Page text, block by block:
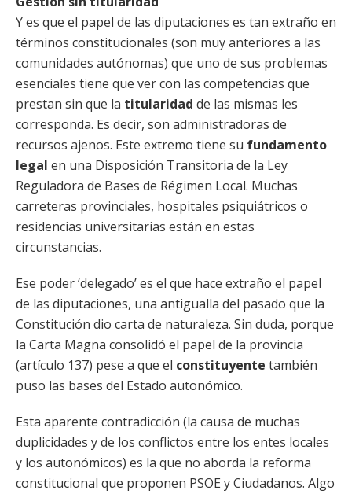
Y es que el papel de las diputaciones es tan extraño en
términos constitucionales (son muy anteriores a las
comunidades autónomas) que uno de sus problemas
esenciales tiene que ver con las competencias que
prestan sin que la titularidad de las mismas les
corresponda. Es decir, son administradoras de
recursos ajenos. Este extremo tiene su fundamento
legal en una Disposición Transitoria de la Ley
Reguladora de Bases de Régimen Local. Muchas
carreteras provinciales, hospitales psiquiátricos o
residencias universitarias están en estas
circunstancias.
Ese poder ‘delegado’ es el que hace extraño el papel
de las diputaciones, una antigualla del pasado que la
Constitución dio carta de naturaleza. Sin duda, porque
la Carta Magna consolidó el papel de la provincia
(artículo 137) pese a que el constituyente también
puso las bases del Estado autonómico.
Esta aparente contradicción (la causa de muchas
duplicidades y de los conflictos entre los entes locales
y los autonómicos) es la que no aborda la reforma
constitucional que proponen PSOE y Ciudadanos. Algo